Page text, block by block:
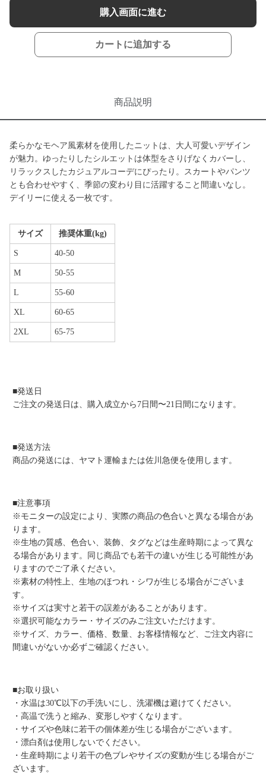
購入画面に進む
カートに追加する
商品説明
柔らかなモヘア風素材を使用したニットは、大人可愛いデザイン
が魅力。ゆったりしたシルエットは体型をさりげなくカバーし、
リラックスしたカジュアルコーデにぴったり。スカートやパンツ
とも合わせやすく、季節の変わり目に活躍すること間違いなし。
デイリーに使える一枚です。
サイズ 推奨体重(kg)
S 40-50
M 50-55
L 55-60
XL 60-65
2XL 65-75
■発送日
ご注文の発送日は、購入成立から7日間〜21日間になります。
■発送方法
商品の発送には、ヤマト運輸または佐川急便を使用します。
■注意事項
※モニターの設定により、実際の商品の色合いと異なる場合があ
ります。
※生地の質感、色合い、装飾、タグなどは生産時期によって異な
る場合があります。同じ商品でも若干の違いが生じる可能性があ
りますのでご了承ください。
※素材の特性上、生地のほつれ・シワが生じる場合がございま
す。
※サイズは実寸と若干の誤差があることがあります。
※選択可能なカラー・サイズのみご注文いただけます。
※サイズ、カラー、価格、数量、お客様情報など、ご注文内容に
間違いがないか必ずご確認ください。
■お取り扱い
・水温は30℃以下の手洗いにし、洗濯機は避けてください。
・高温で洗うと縮み、変形しやすくなります。
・サイズや色味に若干の個体差が生じる場合がございます。
・漂白剤は使用しないでください。
・生産時期により若干の色ブレやサイズの変動が生じる場合がご
ざいます。